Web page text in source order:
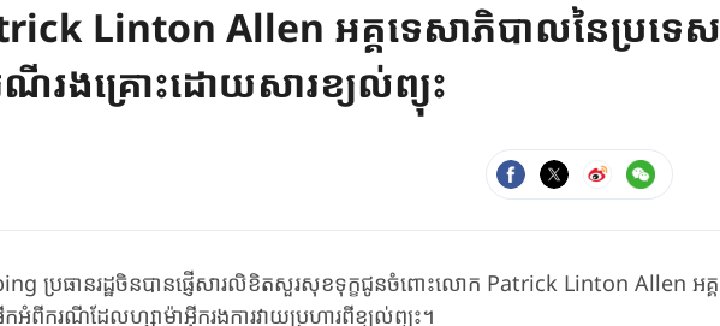
Linton Allen អគ្គទេសាភិបាលនៃប្រទេស​​
រងគ្រោះដោយសារខ្យល់ព្យុះ
ប្រធានរដ្ឋចិនបាន​​ផ្ញើសារលិខិតសួរសុខទុក្ខ​ជូនចំពោះ​លោក​ Patrick Linton Allen អគ្គ
អំពីករណីដែល​ហ្សាម៉ាអ៊ីករងការវាយប្រហារ​ពីខ្យល់ព្យុះ។